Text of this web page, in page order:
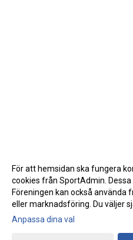
Gå till
För att hemsidan ska fungera
cookies från SportAdmin.
Föreningen kan också använda
eller marknadsföring. Du väljer
Anpassa dina val